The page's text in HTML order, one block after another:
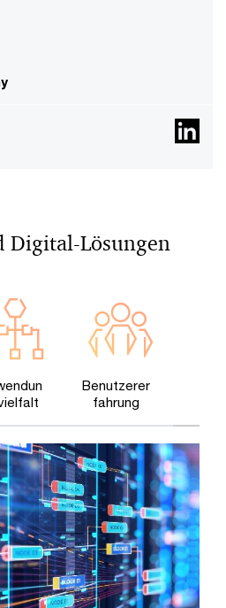
Digital-Lösungen
Benutzerer
fahrung